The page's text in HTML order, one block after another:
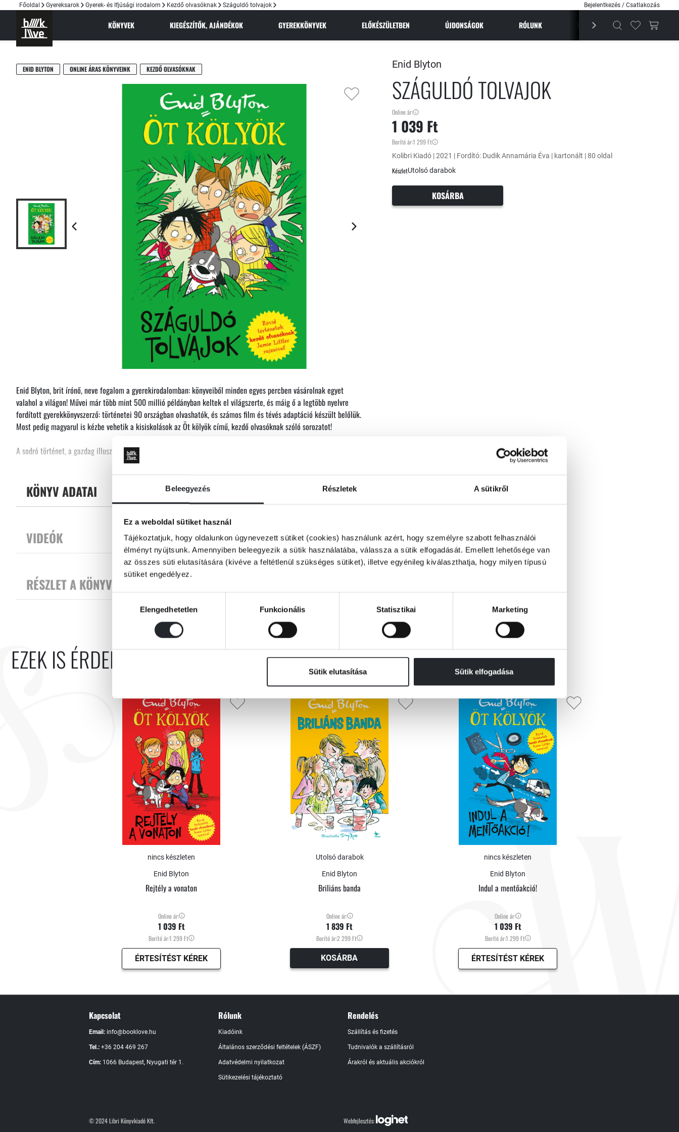
Beleegyezés Részletek A sütikről
Ez a weboldal sütiket használ
Tájékoztatjuk, hogy oldalunkon úgynevezett sütiket (cookies) használunk azért, hogy személyre szabott felhasználói
élményt nyújtsunk. Amennyiben beleegyezik a sütik használatába, válassza a sütik elfogadását. Emellett lehetősége van
az összes süti elutasítására (kivéve a feltétlenül szükséges sütiket), illetve egyénileg kiválaszthatja, hogy milyen típusú
sütiket engedélyez.
kiválasztásaElengedhetetlen Funkcionális Statisztikai Marketing
Sütik elutasítása Sütik elfogadása
Főoldal Gyereksarok Gyerek- és Ifjúsági irodalom Kezdő olvasóknak Száguldó tolvajok Bejelentkezés / Csatlakozás
KÖNYVEK KIEGÉSZÍTŐK, AJÁNDÉKOK GYEREKKÖNYVEK ELŐKÉSZÜLETBEN ÚJDONSÁGOK RÓLUNK BESTSELLEREK MAGAZIN
ENID BLYTON ONLINE ÁRAS KÖNYVEINK KEZDŐ OLVASÓKNAK
Enid Blyton, brit írónő, neve fogalom a gyerekirodalomban: könyveiből minden egyes percben vásárolnak egyet
valahol a világon! Művei már több mint 500 millió példányban keltek el világszerte, és máig ő a legtöbb nyelvre
fordított gyerekkönyvszerző: történetei 90 országban olvashatók, és számos film és tévés adaptáció készült belőlük.
Most pedig magyarul is kézbe vehetik a kisiskolások az Öt kölyök című, kezdő olvasóknak szóló sorozatot!
A sodró történet, a gazdag illusztráció, a nagy betűk és a könnyen értelmezhető szöveg igazi élménnyé teszik az
olvasást. A kötetek egymástól függetlenül is olvashatók!
És hogy ki az öt kölyök? Négy belevaló gyerek: Anna, Doma, Alex és Simon, valamint hűséges kutyájuk, Vacak,
akinek kiváló szimata van a rejtélyek felkutatásához.
A sorozat hatodik kötetében az öt kölyök ismét elképesztő kalandba csöppen. Kik ezek a titokzatos motorosok, és
mire készülnek az erdőben? És főként: ki fogja megállítani őket?
Tovább
KÖNYV ADATAI
VIDEÓK
RÉSZLET A KÖNYVBŐL
Enid Blyton
SZÁGULDÓ TOLVAJOK
Online ár:
1 039 Ft
Borító ár:1 299 Ft
Kolibri Kiadó | 2021 | Fordító: Dudik Annamária Éva | kartonált | 80 oldal
KészletUtolsó darabok
KOSÁRBA
EZEK IS ÉRDEKELHETNEK
nincs készleten
Enid Blyton
Rejtély a vonaton
Online ár:
1 039 Ft
Borító ár:1 299 Ft
ÉRTESÍTÉST KÉREK
Utolsó darabok
Enid Blyton
Briliáns banda
Online ár:
1 839 Ft
Borító ár:2 299 Ft
KOSÁRBA
nincs készleten
Enid Blyton
Indul a mentőakció!
Online ár:
1 039 Ft
Borító ár:1 299 Ft
ÉRTESÍTÉST KÉREK
Kapcsolat
Email: info@booklove.hu
Tel.: +36 204 469 267
Cím: 1066 Budapest, Nyugati tér 1.
Rólunk
Kiadóink
Általános szerződési feltételek (ÁSZF)
Adatvédelmi nyilatkozat
Sütikezelési tájékoztató
Rendelés
Szállítás és fizetés
Tudnivalók a szállításról
Árakról és aktuális akciókról
© 2024 Libri Könyvkiadó Kft. Webfejlesztés: